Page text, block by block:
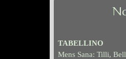
TABELLINO
Mens Sana: Tilli,